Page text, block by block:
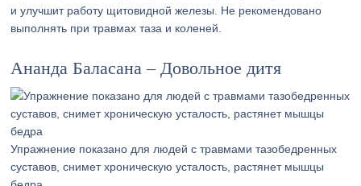
и улучшит работу щитовидной железы. Не рекомендовано
выполнять при травмах таза и коленей.
Ананда Баласана – Довольное дитя
Упражнение показано для людей с травмами тазобедренных
суставов, снимет хроническую усталость, растянет мышцы